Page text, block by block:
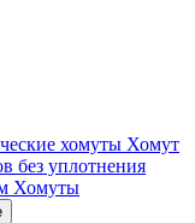
хомуты Хомут
без уплотнения
Хомуты